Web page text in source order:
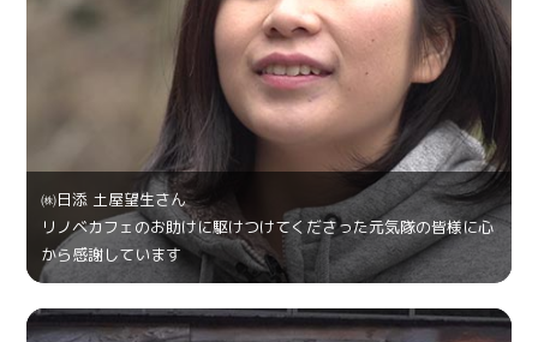
㈱日添 土屋望生さん
リノベカフェのお助けに駆けつけてくださった元気隊の皆様に心
から感謝しています